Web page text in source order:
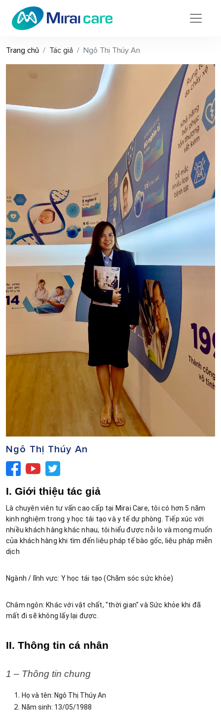
Trang chủ Tác giả Ngô Thị Thúy An
Ngô Thị Thúy An
I. Giới thiệu tác giả
Là chuyên viên tư vấn cao cấp tại Mirai Care, tôi có hơn 5 năm
kinh nghiệm trong y học tái tạo và y tế dự phòng. Tiếp xúc với
nhiều khách hàng khác nhau, tôi hiểu được nỗi lo và mong muốn
của khách hàng khi tìm đến liệu pháp tế bào gốc, liệu pháp miễn
dịch
Ngành / lĩnh vực: Y học tái tạo (Chăm sóc sức khỏe)
Châm ngôn: Khác với vật chất, "thời gian" và Sức khỏe khi đã
mất đi sẽ không lấy lại được.
II. Thông tin cá nhân
1 – Thông tin chung
Họ và tên: Ngô Thị Thúy An
Năm sinh: 13/05/1988